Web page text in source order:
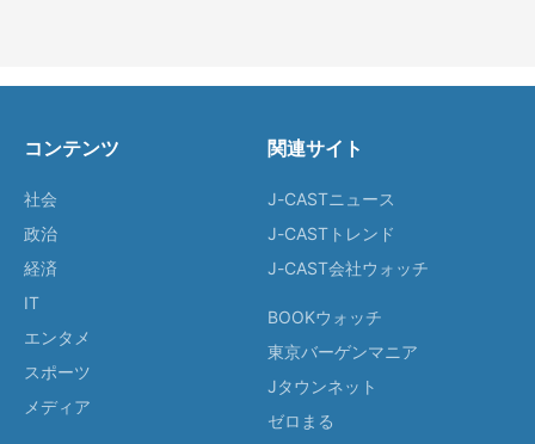
コンテンツ
社会
政治
経済
IT
エンタメ
スポーツ
メディア
関連サイト
J-CASTニュース
J-CASTトレンド
J-CAST会社ウォッチ
BOOKウォッチ
東京バーゲンマニア
Jタウンネット
ゼロまる